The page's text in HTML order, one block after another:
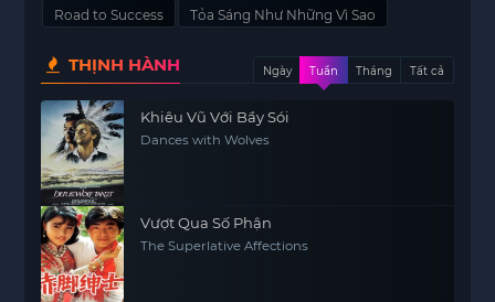
Road to Success Tỏa Sáng Như Những Vì Sao
THỊNH HÀNH Ngày Tuần Tháng Tất cả
Khiêu Vũ Với Bầy Sói
Dances with Wolves
Vượt Qua Số Phận
The Superlative Affections